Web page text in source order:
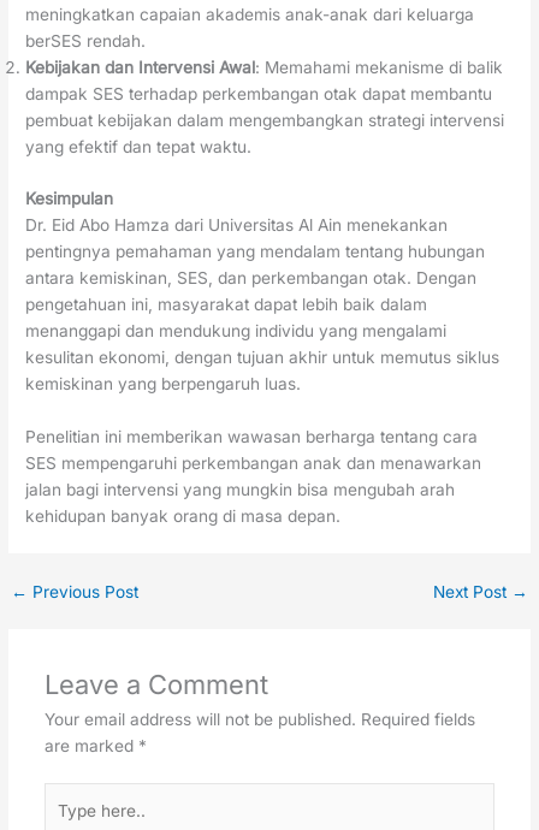
meningkatkan capaian akademis anak-anak dari keluarga
berSES rendah.
Kebijakan dan Intervensi Awal: Memahami mekanisme di balik
dampak SES terhadap perkembangan otak dapat membantu
pembuat kebijakan dalam mengembangkan strategi intervensi
yang efektif dan tepat waktu.
Kesimpulan
Dr. Eid Abo Hamza dari Universitas Al Ain menekankan
pentingnya pemahaman yang mendalam tentang hubungan
antara kemiskinan, SES, dan perkembangan otak. Dengan
pengetahuan ini, masyarakat dapat lebih baik dalam
menanggapi dan mendukung individu yang mengalami
kesulitan ekonomi, dengan tujuan akhir untuk memutus siklus
kemiskinan yang berpengaruh luas.
Penelitian ini memberikan wawasan berharga tentang cara
SES mempengaruhi perkembangan anak dan menawarkan
jalan bagi intervensi yang mungkin bisa mengubah arah
kehidupan banyak orang di masa depan.
← Previous Post Next Post →
Leave a Comment
Your email address will not be published. Required fields
are marked *
here..